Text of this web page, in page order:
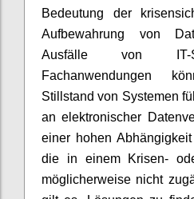
Bedeutung der
Aufbewahrung von
Ausfälle von IT-
Fachanwendungen
Stillstand von Systemen
an elektronischer
einer hohen
die in einem Krisen-
möglicherweise nicht